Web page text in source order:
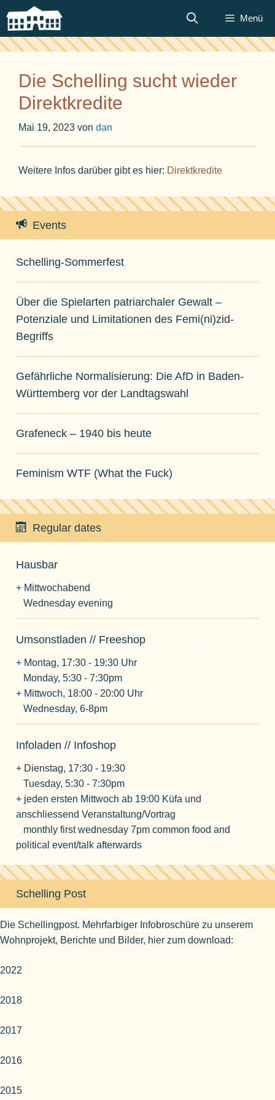
Inhalt
springen
Menü
Die Schelling sucht wieder
Direktkredite
Mai 19, 2023 von dan
Weitere Infos darüber gibt es hier: Direktkredite
Events
Schelling-Sommerfest
Über die Spielarten patriarchaler Gewalt –
Potenziale und Limitationen des Femi(ni)zid-
Begriffs
Gefährliche Normalisierung: Die AfD in Baden-
Württemberg vor der Landtagswahl
Grafeneck – 1940 bis heute
Feminism WTF (What the Fuck)
Regular dates
Hausbar
+ Mittwochabend
Wednesday evening
Umsonstladen // Freeshop
+ Montag, 17:30 - 19:30 Uhr
Monday, 5:30 - 7:30pm
+ Mittwoch, 18:00 - 20:00 Uhr
Wednesday, 6-8pm
Infoladen // Infoshop
+ Dienstag, 17:30 - 19:30
Tuesday, 5:30 - 7:30pm
+ jeden ersten Mittwoch ab 19:00 Küfa und
anschliessend Veranstaltung/Vortrag
monthly first wednesday 7pm common food and
political event/talk afterwards
Schelling Post
Die Schellingpost. Mehrfarbiger Infobroschüre zu unserem
Wohnprojekt, Berichte und Bilder, hier zum download:
2022
2018
2017
2016
2015